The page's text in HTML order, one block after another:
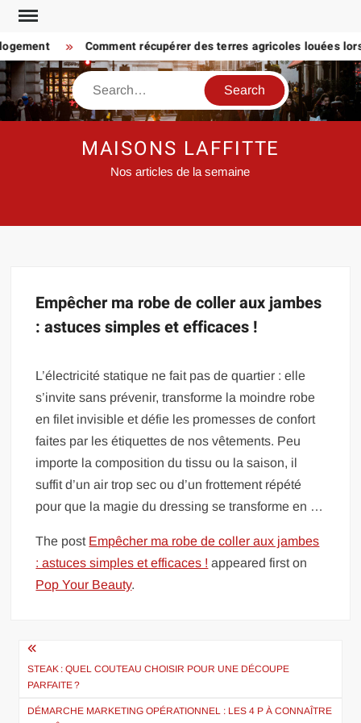
Skip
content
Comment récupérer des terres agricoles louées
Search
MAISONS LAFFITTE
Nos articles de la semaine
Empêcher ma robe de coller aux jambes
: astuces simples et efficaces !
L’électricité statique ne fait pas de quartier : elle
s’invite sans prévenir, transforme la moindre robe
en filet invisible et défie les promesses de confort
faites par les étiquettes de nos vêtements. Peu
importe la composition du tissu ou la saison, il
suffit d’un air trop sec ou d’un frottement répété
pour que la magie du dressing se transforme en …
The post Empêcher ma robe de coller aux jambes
: astuces simples et efficaces ! appeared first on
Pop Your Beauty.
Navigation
de
l’article
STEAK : QUEL COUTEAU CHOISIR POUR UNE DÉCOUPE
PARFAITE ?
DÉMARCHE MARKETING OPÉRATIONNEL : LES 4 P À CONNAÎTRE